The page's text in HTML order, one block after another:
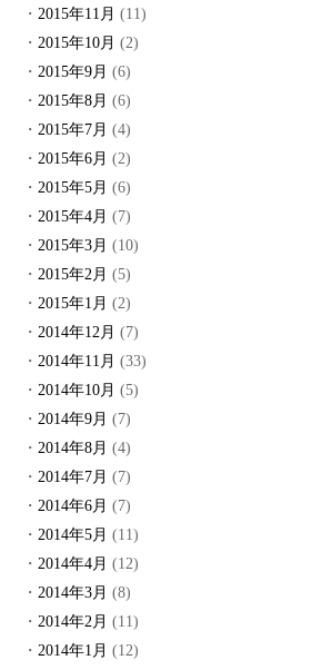
2015年11月 (11)
2015年10月 (2)
2015年9月 (6)
2015年8月 (6)
2015年7月 (4)
2015年6月 (2)
2015年5月 (6)
2015年4月 (7)
2015年3月 (10)
2015年2月 (5)
2015年1月 (2)
2014年12月 (7)
2014年11月 (33)
2014年10月 (5)
2014年9月 (7)
2014年8月 (4)
2014年7月 (7)
2014年6月 (7)
2014年5月 (11)
2014年4月 (12)
2014年3月 (8)
2014年2月 (11)
2014年1月 (12)